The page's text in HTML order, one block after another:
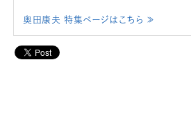
奥田康夫 特集ページはこちら ≫